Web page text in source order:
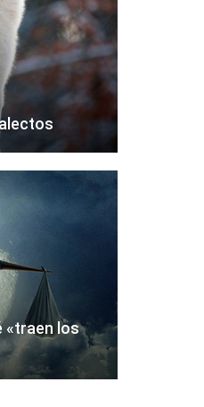
«traen los